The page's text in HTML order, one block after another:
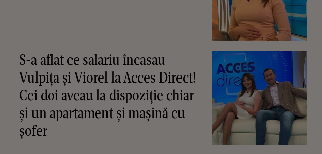
S-a aflat ce salariu încasau
Vulpița și Viorel la Acces Direct!
Cei doi aveau la dispoziție chiar
și un apartament și mașină cu
șofer